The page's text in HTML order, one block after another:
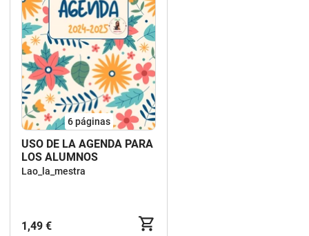
6páginas
USO DE LA AGENDA PARA
LOS ALUMNOS
Lao_la_mestra
1,49 €